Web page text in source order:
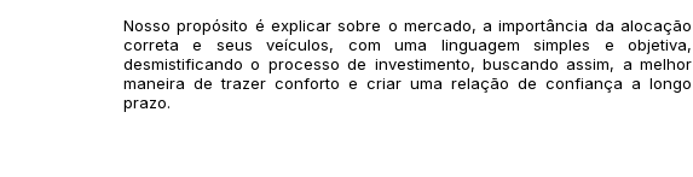
Nosso propósito é explicar sobre o mercado, a importância da alocação
correta e seus veículos, com uma linguagem simples e objetiva,
desmistificando o processo de investimento, buscando assim, a melhor
maneira de trazer conforto e criar uma relação de confiança a longo
prazo.